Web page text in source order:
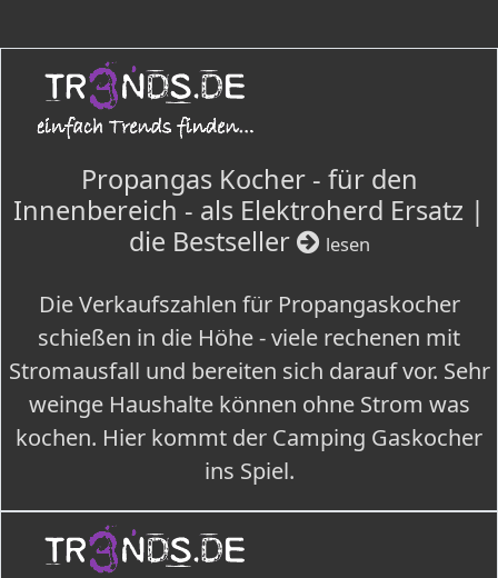
Propangas Kocher - für den
Innenbereich - als Elektroherd Ersatz |
die Bestseller
lesen
Die Verkaufszahlen für Propangaskocher
schießen in die Höhe - viele rechenen mit
Stromausfall und bereiten sich darauf vor. Sehr
weinge Haushalte können ohne Strom was
kochen. Hier kommt der Camping Gaskocher
ins Spiel.